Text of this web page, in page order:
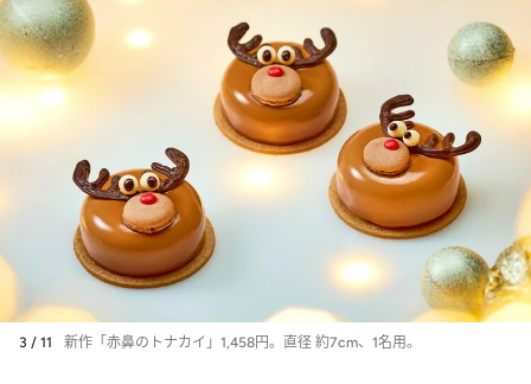
3 / 11 新作「赤鼻のトナカイ」1,458円。直径 約7cm、1名用。